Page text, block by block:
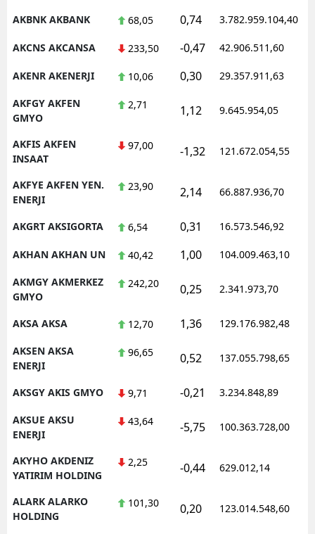
AKBNK AKBANK 68,05 0,74 3.782.959.104,40
AKCNS AKCANSA 233,50 -0,47 42.906.511,60
AKENR AKENERJI 10,06 0,30 29.357.911,63
AKFGY AKFEN
GMYO
2,71 1,12 9.645.954,05
AKFIS AKFEN
INSAAT
97,00 -1,32 121.672.054,55
AKFYE AKFEN YEN.
ENERJI
23,90 2,14 66.887.936,70
AKGRT AKSIGORTA 6,54 0,31 16.573.546,92
AKHAN AKHAN UN 40,42 1,00 104.009.463,10
AKMGY AKMERKEZ
GMYO
242,20 0,25 2.341.973,70
AKSA AKSA 12,70 1,36 129.176.982,48
AKSEN AKSA
ENERJI
96,65 0,52 137.055.798,65
AKSGY AKIS GMYO 9,71 -0,21 3.234.848,89
AKSUE AKSU
ENERJI
43,64 -5,75 100.363.728,00
AKYHO AKDENIZ
YATIRIM HOLDING
2,25 -0,44 629.012,14
ALARK ALARKO
HOLDING
101,30 0,20 123.014.548,60